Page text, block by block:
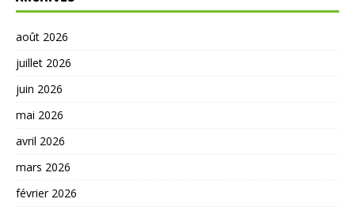
août 2026
juillet 2026
juin 2026
mai 2026
avril 2026
mars 2026
février 2026